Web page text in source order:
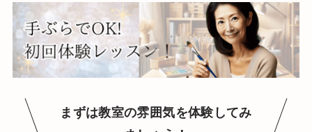
まずは教室の雰囲気を体験してみ